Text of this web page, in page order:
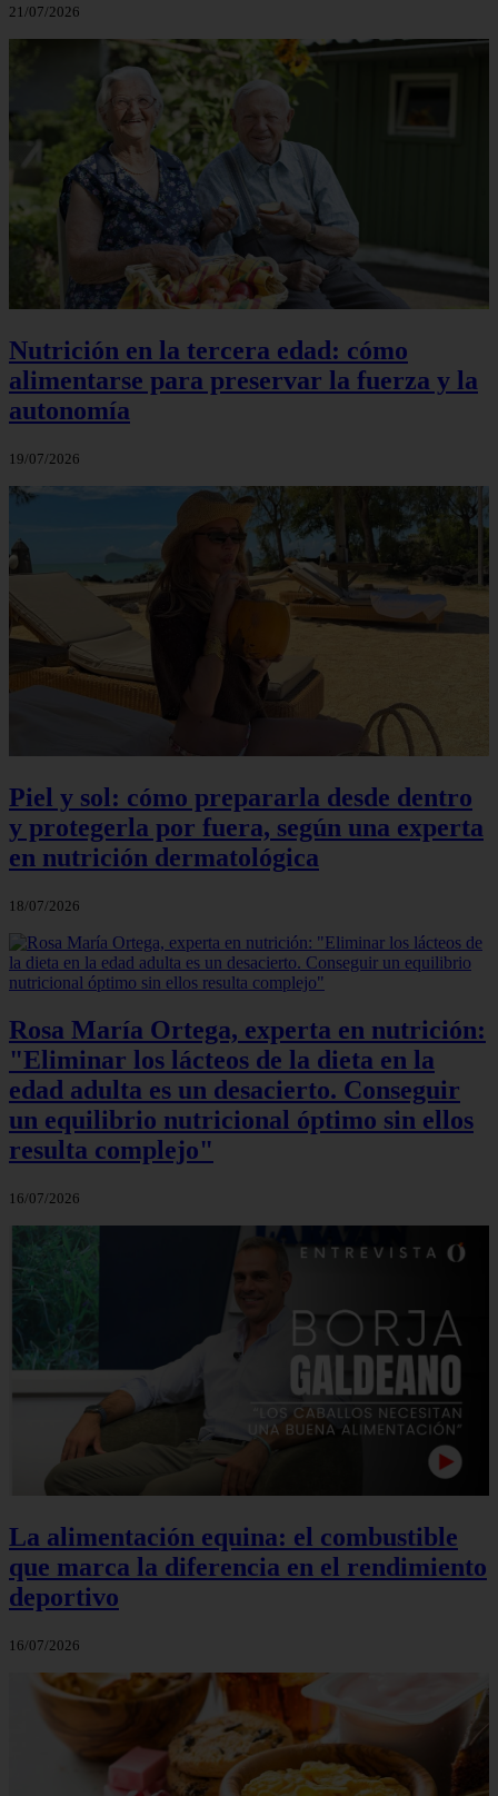
21/07/2026
Nutrición en la tercera edad: cómo
alimentarse para preservar la fuerza y la
autonomía
19/07/2026
Piel y sol: cómo prepararla desde dentro
y protegerla por fuera, según una experta
en nutrición dermatológica
18/07/2026
Rosa María Ortega, experta en nutrición:
"Eliminar los lácteos de la dieta en la
edad adulta es un desacierto. Conseguir
un equilibrio nutricional óptimo sin ellos
resulta complejo"
16/07/2026
La alimentación equina: el combustible
que marca la diferencia en el rendimiento
deportivo
16/07/2026